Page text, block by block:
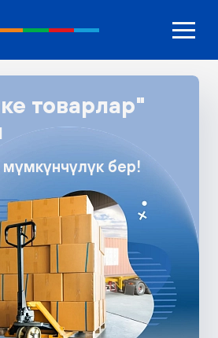
товарлар"
бер!